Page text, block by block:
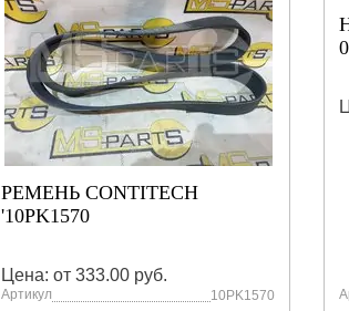
РЕМЕНЬ CONTITECH
'10PK1570
Цена: от 333.00 руб.
Артикул 10PK1570